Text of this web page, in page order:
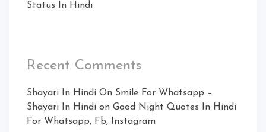
Status In Hindi
Recent Comments
Shayari In Hindi On Smile For Whatsapp –
Shayari In Hindi on Good Night Quotes In Hindi
For Whatsapp, Fb, Instagram